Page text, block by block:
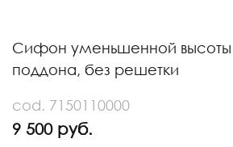
Сифон уменьшенной высоты
поддона, без решетки
cod. 7150110000
9 500 руб.